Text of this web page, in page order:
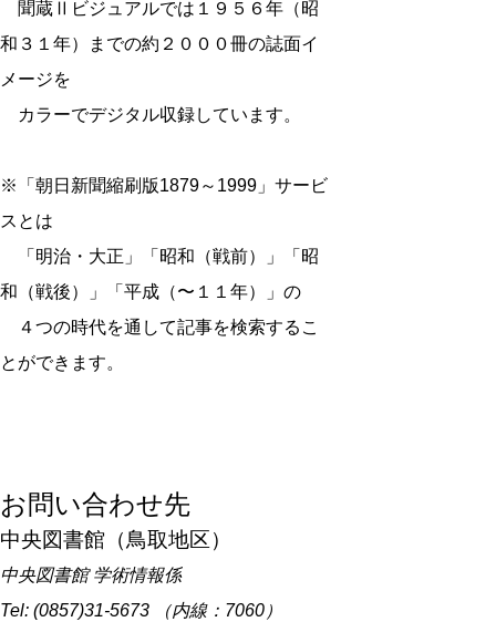
聞蔵Ⅱビジュアルでは１９５６年（昭
和３１年）までの約２０００冊の誌面イ
メージを
カラーでデジタル収録しています。
※「朝日新聞縮刷版1879～1999」サービ
スとは
「明治・大正」「昭和（戦前）」「昭
和（戦後）」「平成（〜１１年）」の
４つの時代を通して記事を検索するこ
とができます。
お問い合わせ先
中央図書館（鳥取地区）
中央図書館 学術情報係
Tel: (0857)31-5673 （内線：7060）